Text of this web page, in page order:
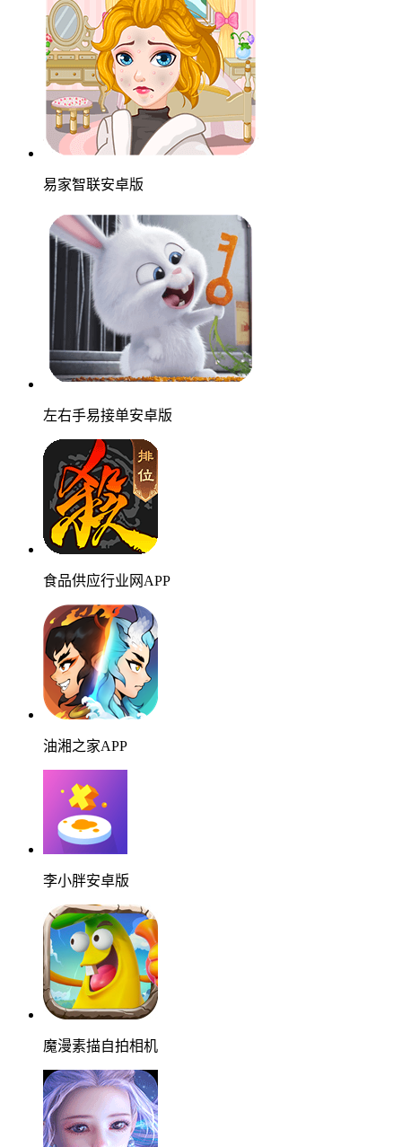
易家智联安卓版
左右手易接单安卓版
食品供应行业网APP
油湘之家APP
李小胖安卓版
魔漫素描自拍相机